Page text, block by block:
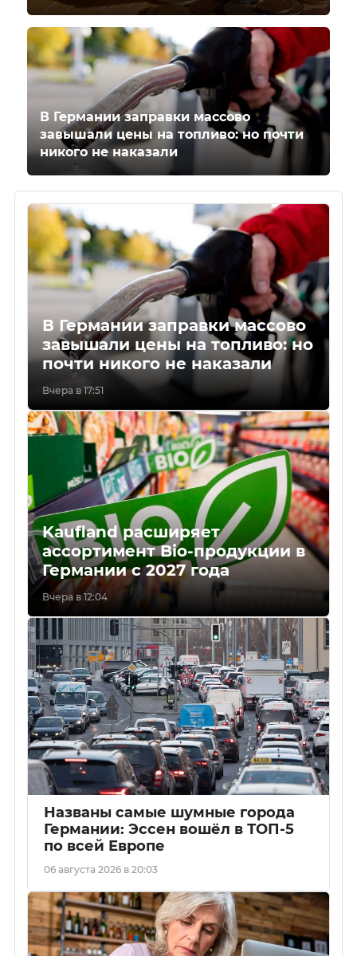
В Германии заправки массово
завышали цены на топливо: но почти
никого не наказали
В Германии заправки массово
завышали цены на топливо: но
почти никого не наказали
Вчера в 17:51
Kaufland расширяет
ассортимент Bio-продукции в
Германии с 2027 года
Вчера в 12:04
Названы самые шумные города
Германии: Эссен вошёл в ТОП-5
по всей Европе
06 августа 2026 в 20:03